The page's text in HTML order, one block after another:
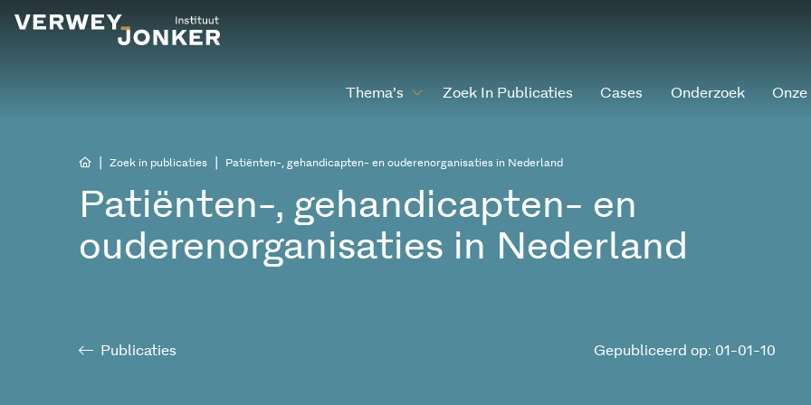
Thema’s Zoek In Publicaties Cases Onderzoek
Zoek in publicaties Patiënten-, gehandicapten- en ouderenorganisaties in Nederland
Patiënten-, gehandicapten- en
ouderenorganisaties in Nederland
Publicaties Gepubliceerd op: 01-01-10